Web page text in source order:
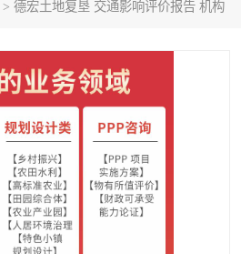
> 德宏土地复垦 交通影响评价报告 机构